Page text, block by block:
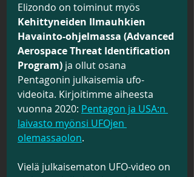
Elizondo on toiminut myös
Kehittyneiden Ilmauhkien
Havainto-ohjelmassa (Advanced
Aerospace Threat Identification
Program) ja ollut osana
Pentagonin julkaisemia ufo-
videoita. Kirjoitimme aiheesta
vuonna 2020: Pentagon ja USA:n
laivasto myönsi UFOjen
olemassaolon.
Vielä julkaisematon UFO-video on